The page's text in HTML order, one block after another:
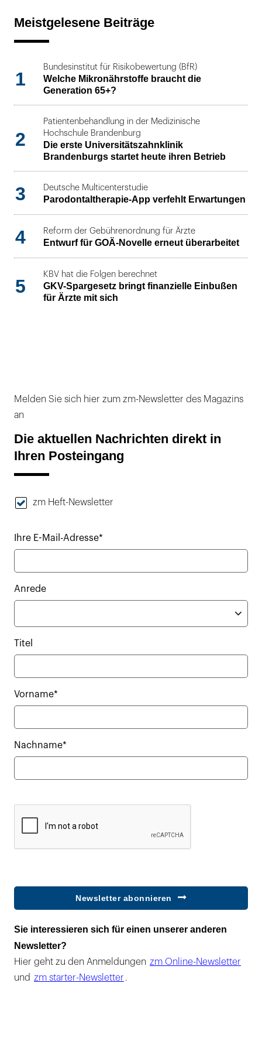
Meistgelesene Beiträge
1
Bundesinstitut für Risikobewertung (BfR)
Welche Mikronährstoffe braucht die
Generation 65+?
2
Patientenbehandlung in der Medizinische
Hochschule Brandenburg
Die erste Universitätszahnklinik
Brandenburgs startet heute ihren Betrieb
3 Deutsche Multicenterstudie
Parodontaltherapie-App verfehlt Erwartungen
4 Reform der Gebührenordnung für Ärzte
Entwurf für GOÄ-Novelle erneut überarbeitet
5
KBV hat die Folgen berechnet
GKV-Spargesetz bringt finanzielle Einbußen
für Ärzte mit sich
Melden Sie sich hier zum zm-Newsletter des Magazins
an
Die aktuellen Nachrichten direkt in
Ihren Posteingang
zm Heft-Newsletter
Ihre E-Mail-Adresse*
Anrede
Titel
Vorname*
Nachname*
Newsletter abonnieren
Sie interessieren sich für einen unserer anderen
Newsletter?
Hier geht zu den Anmeldungen zm Online-Newsletter
und zm starter-Newsletter .